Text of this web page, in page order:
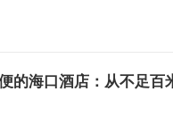
的海口酒店：从不足百